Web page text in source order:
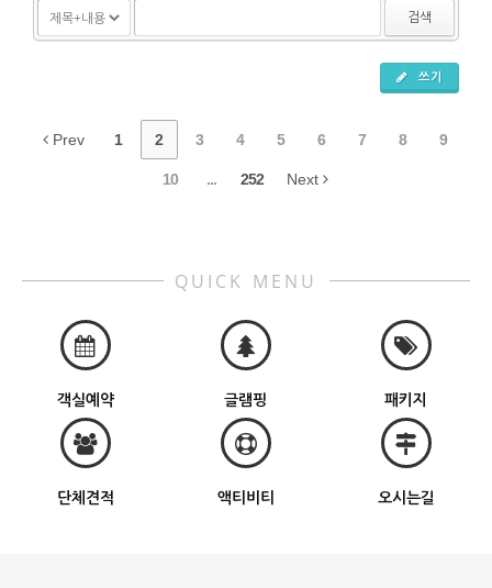
검색
쓰기
Prev 1 2 3 4 5 6 7 8 9
10 ... 252 Next
QUICK MENU
객실예약 글램핑 패키지
단체견적 액티비티 오시는길